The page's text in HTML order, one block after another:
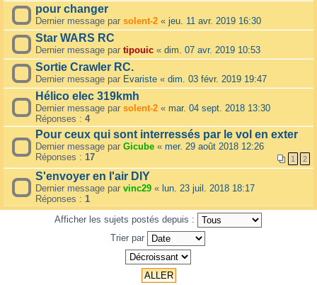
pour changer
Dernier message par solent-2 « jeu. 11 avr. 2019 16:30
Star WARS RC
Dernier message par tipouic « dim. 07 avr. 2019 10:53
Sortie Crawler RC.
Dernier message par Evariste « dim. 03 févr. 2019 19:47
Hélico elec 319kmh
Dernier message par solent-2 « mar. 04 sept. 2018 13:30
Réponses : 4
Pour ceux qui sont interressés par le vol en exter
Dernier message par Gicube « mer. 29 août 2018 12:26
Réponses : 17 1 2
S'envoyer en l'air DIY
Dernier message par vinc29 « lun. 23 juil. 2018 18:17
Réponses : 1
Afficher les sujets postés depuis :
Trier par